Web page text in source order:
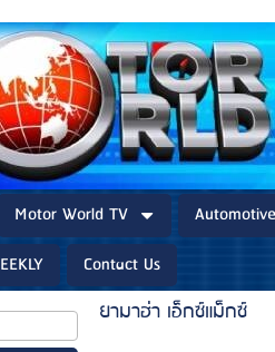
Motor World TV
Contact Us
ยามาฮ่า เอ็กซ์แม็กซ์